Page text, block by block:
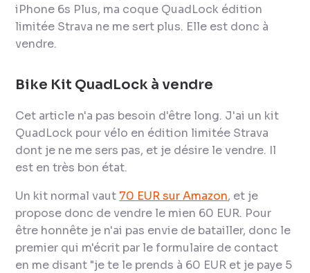
iPhone 6s Plus, ma coque QuadLock édition
limitée Strava ne me sert plus. Elle est donc à
vendre.
Bike Kit QuadLock à vendre
Cet article n'a pas besoin d'être long. J'ai un kit
QuadLock pour vélo en édition limitée Strava
dont je ne me sers pas, et je désire le vendre. Il
est en très bon état.
Un kit normal vaut 70 EUR sur Amazon, et je
propose donc de vendre le mien 60 EUR. Pour
être honnête je n'ai pas envie de batailler, donc le
premier qui m'écrit par le formulaire de contact
en me disant "je te le prends à 60 EUR et je paye 5